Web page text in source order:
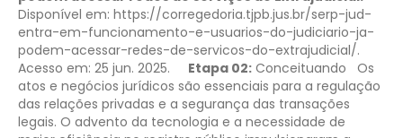
Disponível em: https://corregedoria.tjpb.jus.br/serp-jud-
entra-em-funcionamento-e-usuarios-do-judiciario-ja-
podem-acessar-redes-de-servicos-do-extrajudicial/.
Acesso em: 25 jun. 2025.
Etapa 02: Conceituando
Os
atos e negócios jurídicos são essenciais para a regulação
das relações privadas e a segurança das transações
legais. O advento da tecnologia e a necessidade de